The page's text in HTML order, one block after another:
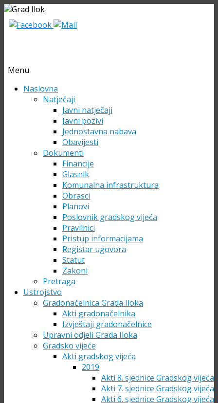
Menu
Skip Naslovna
Natječaji
Javni natječaji
Javni pozivi
Jednostavna nabava
Obavijesti
Dokumenti
Financije
Glasnik
Komunalna infrastruktura
Obrasci
Planovi
Poslovnik gradskog vijeća
Pravilnici
Pristup informacijama
Registar ugovora
Statut
Zakoni
Pretraga
Ustrojstvo
Gradonačelnica Grada Iloka
Akti gradonačelnika
Izvještaji gradonačelnice
Upravni odjeli Grada Iloka
Gradsko vijeće
Akti gradskog vijeća
2019
Akti 8. sjednice Gradskog vijeća
Akti 7. sjednice Gradskog vijeća
Akti 6. sjednice Gradskog vijeća